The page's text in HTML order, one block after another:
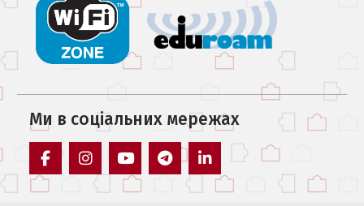
Ми в соцiальних мережах
facebook instagramyoutube telegram linkedin